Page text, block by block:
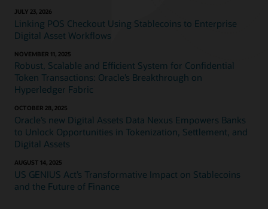
JULY 23, 2026
Linking POS Checkout Using Stablecoins to Enterprise
Digital Asset Workflows
NOVEMBER 11, 2025
Robust, Scalable and Efficient System for Confidential
Token Transactions: Oracle’s Breakthrough on
Hyperledger Fabric
OCTOBER 28, 2025
Oracle’s new Digital Assets Data Nexus Empowers Banks
to Unlock Opportunities in Tokenization, Settlement, and
Digital Assets
AUGUST 14, 2025
US GENIUS Act’s Transformative Impact on Stablecoins
and the Future of Finance